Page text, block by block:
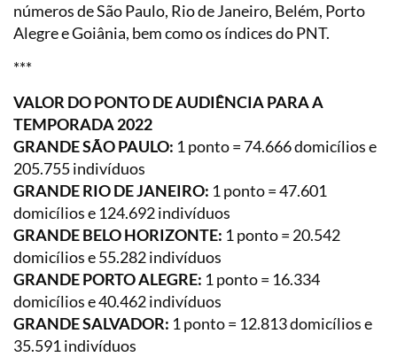
números de São Paulo, Rio de Janeiro, Belém, Porto
Alegre e Goiânia, bem como os índices do PNT.
***
VALOR DO PONTO DE AUDIÊNCIA PARA A
TEMPORADA 2022
GRANDE SÃO PAULO: 1 ponto = 74.666 domicílios e
205.755 indivíduos
GRANDE RIO DE JANEIRO: 1 ponto = 47.601
domicílios e 124.692 indivíduos
GRANDE BELO HORIZONTE: 1 ponto = 20.542
domicílios e 55.282 indivíduos
GRANDE PORTO ALEGRE: 1 ponto = 16.334
domicílios e 40.462 indivíduos
GRANDE SALVADOR: 1 ponto = 12.813 domicílios e
35.591 indivíduos